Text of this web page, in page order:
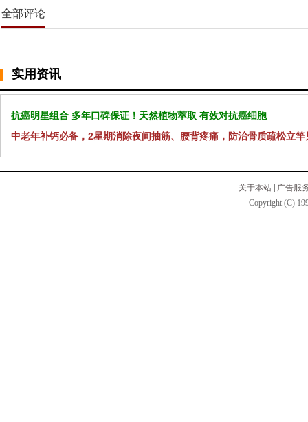
全部评论
实用资讯
抗癌明星组合 多年口碑保证！天然植物萃取 有效对抗癌细胞
中老年补钙必备，2星期消除夜间抽筋、腰背疼痛，防治骨质疏松立竿
关于本站
广告服
Copyright (C)